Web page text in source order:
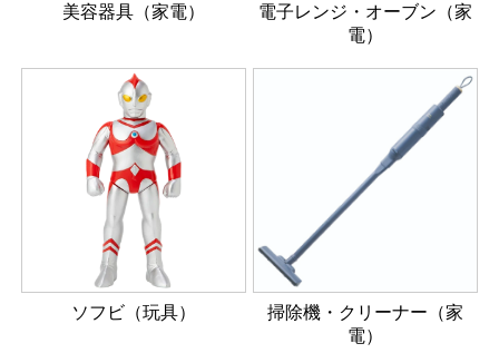
美容器具（家電）
電子レンジ・オーブン（家
電）
ソフビ（玩具）
掃除機・クリーナー（家
電）